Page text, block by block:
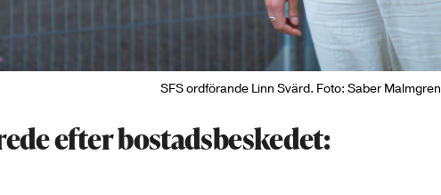
SFS ordförande Linn Svärd. Foto: Saber Malmgren
efter bostadsbeskedet: